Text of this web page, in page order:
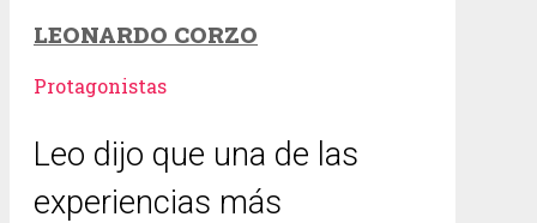
LEONARDO CORZO
Protagonistas
Leo dijo que una de las
experiencias más